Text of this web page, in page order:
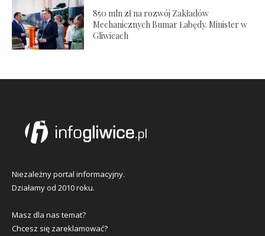
850 mln zł na rozwój Zakładów
Mechanicznych Bumar Łabędy. Minister w
Gliwicach
Niezależny portal informacyjny.
Działamy od 2010 roku.
Masz dla nas temat?
Chcesz się zareklamować?